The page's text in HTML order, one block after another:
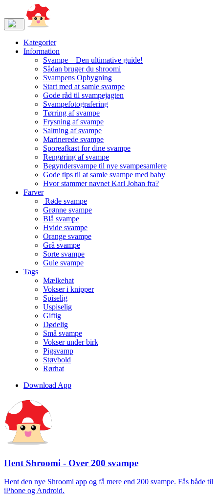
Kategorier
Information
Svampe – Den ultimative guide!
Sådan bruger du shroomi
Svampens Opbygning
Start med at samle svampe
Gode råd til svampejagten
Svampefotografering
Tørring af svampe
Frysning af svampe
Saltning af svampe
Marinerede svampe
Sporeafkast for dine svampe
Rengøring af svampe
Begyndersvampe til nye svampesamlere
Gode tips til at samle svampe med baby
Hvor stammer navnet Karl Johan fra?
Farver
Røde svampe
Grønne svampe
Blå svampe
Hvide svampe
Orange svampe
Grå svampe
Sorte svampe
Gule svampe
Tags
Mælkehat
Vokser i knipper
Spiselig
Uspiselig
Giftig
Dødelig
Små svampe
Vokser under birk
Pigsvamp
Støvbold
Rørhat
Download App
Hent Shroomi - Over 200 svampe
Hent den nye Shroomi app og få mere end 200 svampe. Fås både til
iPhone og Android.